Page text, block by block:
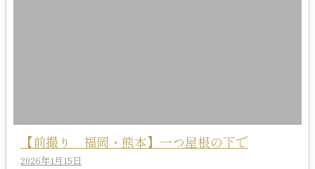
【前撮り 福岡・熊本】一つ屋根の下で
2026年1月15日